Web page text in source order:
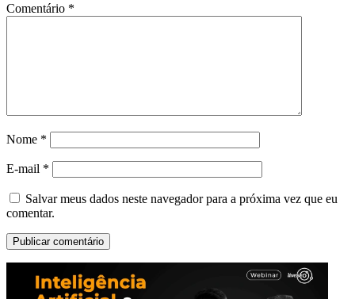
Comentário *
Nome *
E-mail *
Salvar meus dados neste navegador para a próxima vez que eu
comentar.